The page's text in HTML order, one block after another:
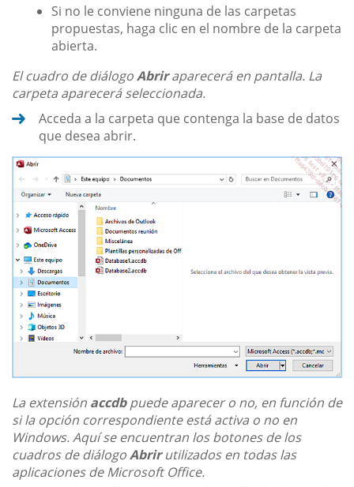
Si no le conviene ninguna de las carpetas
propuestas, haga clic en el nombre de la carpeta
abierta.
El cuadro de diálogoAbriraparecerá en pantalla. La
carpeta aparecerá seleccionada.
Acceda a la carpeta que contenga la base de datos
que desea abrir.
La extensión accdbpuede aparecer o no, en función de
si la opción correspondiente está activa o no en
Windows. Aquí se encuentran los botones de los
cuadros de diálogoAbrirutilizados en todas las
aplicaciones de Microsoft Office.